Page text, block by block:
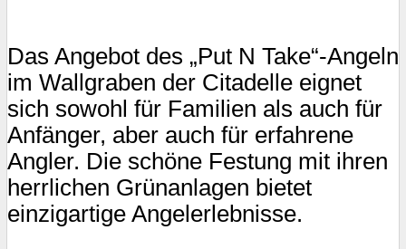
Das Angebot des „Put N Take“-Angeln
im Wallgraben der Citadelle eignet
sich sowohl für Familien als auch für
Anfänger, aber auch für erfahrene
Angler. Die schöne Festung mit ihren
herrlichen Grünanlagen bietet
einzigartige Angelerlebnisse.